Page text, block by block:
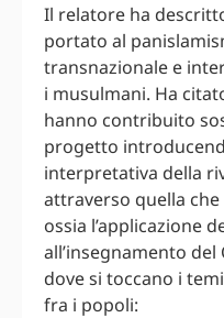
Il relatore ha
portato al
transnazionale e
i musulmani. Ha
hanno contribuito
progetto
interpretativa della
attraverso quella che
ossia l’applicazione
all’insegnamento
dove si toccano i
fra i popoli: